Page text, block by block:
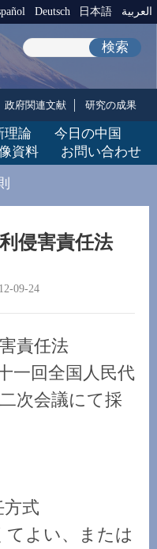
Deutsch 日本語 العربية
検索
政府関連文献 研究の成果
理論
今日の中国
資料 お問い合わせ
侵害責任法
09-24
責任法
一回全国人民代
次会議にて採
方式
てよい、または